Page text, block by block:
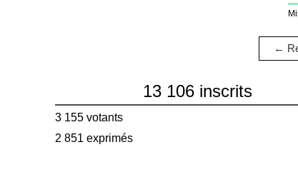
←
13 106 inscrits
3 155 votants
2 851 exprimés